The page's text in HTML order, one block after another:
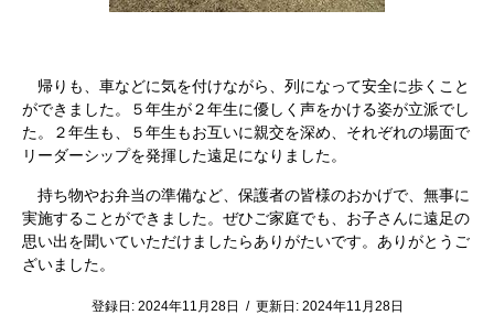
帰りも、車などに気を付けながら、列になって安全に歩くこと
ができました。５年生が２年生に優しく声をかける姿が立派でし
た。２年生も、５年生もお互いに親交を深め、それぞれの場面で
リーダーシップを発揮した遠足になりました。
持ち物やお弁当の準備など、保護者の皆様のおかげで、無事に
実施することができました。ぜひご家庭でも、お子さんに遠足の
思い出を聞いていただけましたらありがたいです。ありがとうご
ざいました。
登録日: 2024年11月28日 / 更新日: 2024年11月28日